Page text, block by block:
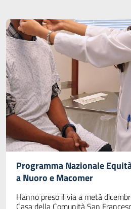
Programma Nazionale
a Nuoro e Macomer
Hanno preso il via a metà
Casa della Comunità San